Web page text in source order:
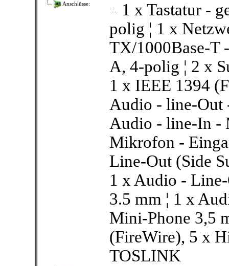
Anschlüsse:
1 x Tastatur -
polig ¦ 1 x
TX/1000Base-T
A, 4-polig ¦ 2 x
1 x IEEE 1394
Audio - line-Out
Audio - line-In -
Mikrofon -
Line-Out (Side
1 x Audio -
3.5 mm ¦ 1 x
Mini-Phone 3,5
(FireWire), 5 x
TOSLINK